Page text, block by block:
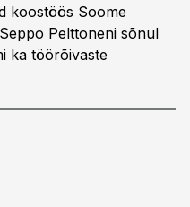
koostöös Soome
Pelttoneni sõnul
ka töörõivaste